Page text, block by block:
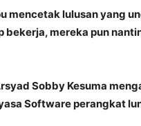
mencetak lulusan yang
bekerja, mereka pun
Sobby Kesuma
Software perangkat